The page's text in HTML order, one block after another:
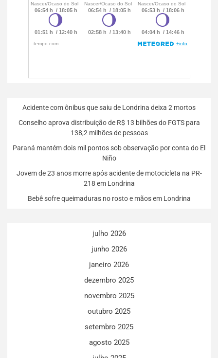
Acidente com ônibus que saiu de Londrina deixa 2 mortos
Conselho aprova distribuição de R$ 13 bilhões do FGTS para
138,2 milhões de pessoas
Paraná mantém dois mil pontos sob observação por conta do El
Niño
Jovem de 23 anos morre após acidente de motocicleta na PR-
218 em Londrina
Bebê sofre queimaduras no rosto e mãos em Londrina
julho 2026
junho 2026
janeiro 2026
dezembro 2025
novembro 2025
outubro 2025
setembro 2025
agosto 2025